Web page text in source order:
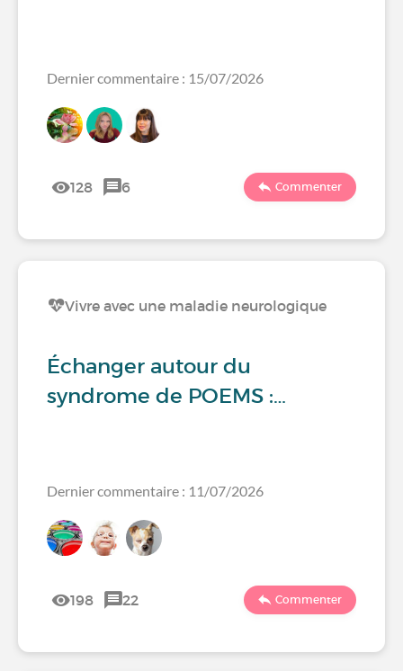
Dernier commentaire : 15/07/2026
128 6 Commenter
Vivre avec une maladie neurologique
Échanger autour du
syndrome de POEMS :…
Dernier commentaire : 11/07/2026
198 22 Commenter